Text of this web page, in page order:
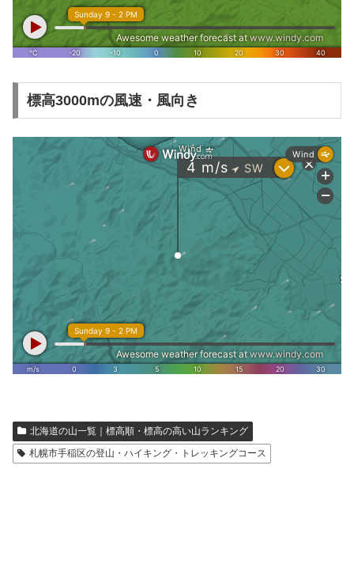
標高3000mの風速・風向き
北海道の山一覧｜標高順・標高の高い山ランキング
札幌市手稲区の登山・ハイキング・トレッキングコース